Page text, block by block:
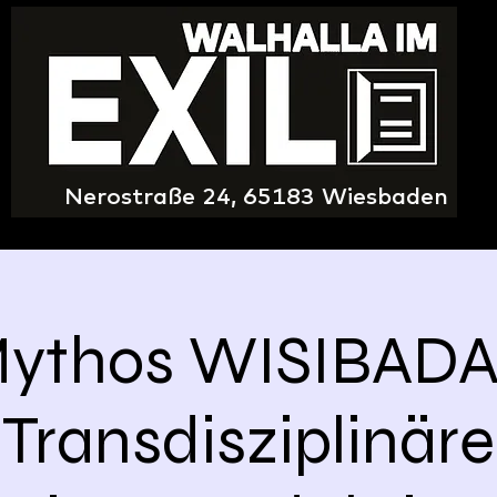
Nerostraße 24, 65183 Wiesbaden
Transdisziplinäre